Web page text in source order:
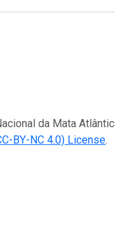
da Mata
BY-NC 4.0) License.